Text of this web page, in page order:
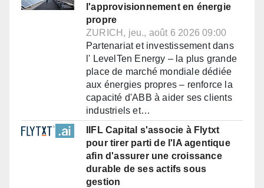
l'approvisionnement en énergie
propre
ZURICH, jeu., août 6 2026 09:00
Partenariat et investissement dans
l' LevelTen Energy – la plus grande
place de marché mondiale dédiée
aux énergies propres – renforce la
capacité d'ABB à aider ses clients
industriels et…
IIFL Capital s'associe à Flytxt
pour tirer parti de l'IA agentique
afin d'assurer une croissance
durable de ses actifs sous
gestion